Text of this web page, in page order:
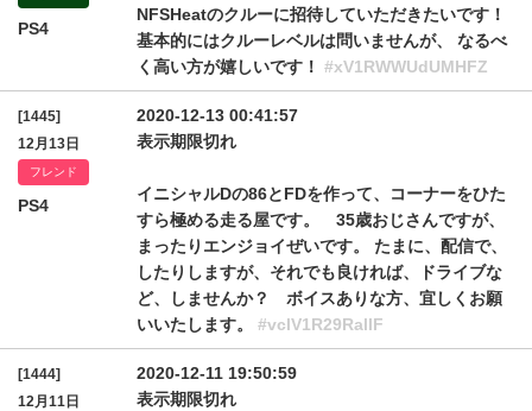
PS4
NFSHeatのクルーに招待していただきたいです！
基本的にはクルーレベルは問いませんが、 なるべ
く高い方が嬉しいです！ #xV1RWWUdUMHFZ
[1445]
12月13日
フレンド
PS4
2020-12-13 00:41:57
表示期限切れ
イニシャルDの86とFDを作って、コーナーをひた
すら極める走る屋です。 35歳おじさんですが、
まったりエンジョイぜいです。 たまに、配信で、
したりしますが、それでも良ければ、ドライブな
ど、しませんか？ ボイスありな方、宜しくお願
いいたします。 #vclV1R29RallF
[1444]
12月11日
2020-12-11 19:50:59
表示期限切れ